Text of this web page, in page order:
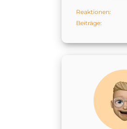
Reaktionen
Beiträge